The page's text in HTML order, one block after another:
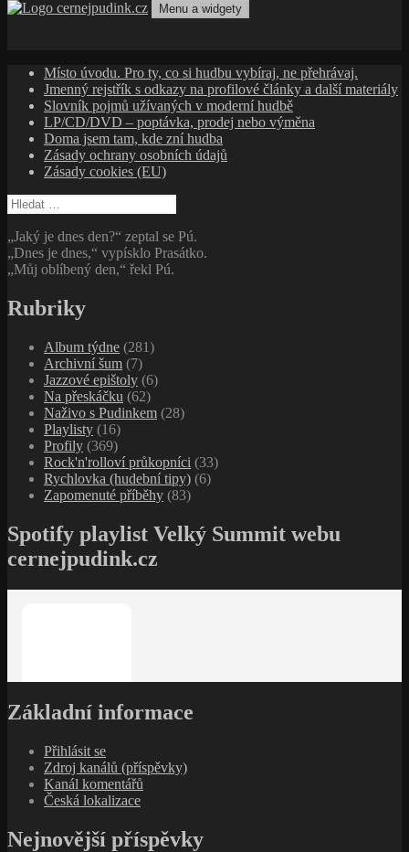
k
Menu a widgety
Místo úvodu. Pro ty, co si hudbu vybíraj, ne přehrávaj.
Jmenný rejstřík s odkazy na profilové články a další materiály
Slovník pojmů užívaných v moderní hudbě
LP/CD/DVD – poptávka, prodej nebo výměna
Doma jsem tam, kde zní hudba
Zásady ochrany osobních údajů
Zásady cookies (EU)
Vyhledávání
„Jaký je dnes den?“ zeptal se Pú.
„Dnes je dnes,“ vypísklo Prasátko.
„Můj oblíbený den,“ řekl Pú.
Rubriky
Album týdne (281)
Archivní šum (7)
Jazzové epištoly (6)
Na přeskáčku (62)
Naživo s Pudinkem (28)
Playlisty (16)
Profily (369)
Rock'n'rolloví průkopníci (33)
Rychlovka (hudební tipy) (6)
Zapomenuté příběhy (83)
Spotify playlist Velký Summit webu
cernejpudink.cz
Základní informace
Přihlásit se
Zdroj kanálů (příspěvky)
Kanál komentářů
Česká lokalizace
Nejnovější příspěvky